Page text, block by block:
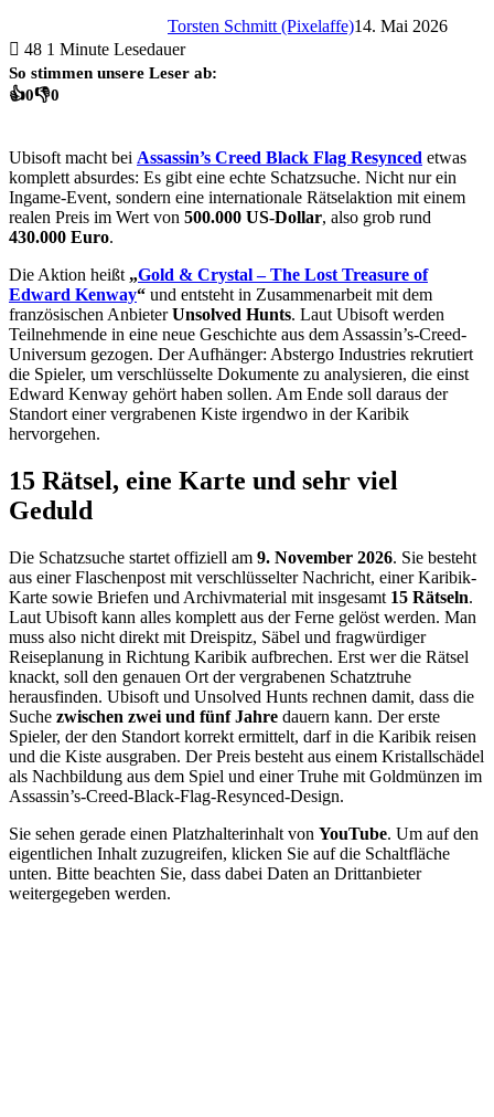
Torsten Schmitt (Pixelaffe)14. Mai 2026
48 1 Minute Lesedauer
So stimmen unsere Leser ab:
👍0👎0
Ubisoft macht bei Assassin’s Creed Black Flag Resynced etwas
komplett absurdes: Es gibt eine echte Schatzsuche. Nicht nur ein
Ingame-Event, sondern eine internationale Rätselaktion mit einem
realen Preis im Wert von 500.000 US-Dollar, also grob rund
430.000 Euro.
Die Aktion heißt „Gold & Crystal – The Lost Treasure of
Edward Kenway“ und entsteht in Zusammenarbeit mit dem
französischen AnbieterUnsolved Hunts. Laut Ubisoft werden
Teilnehmende in eine neue Geschichte aus dem Assassin’s-Creed-
Universum gezogen. Der Aufhänger: Abstergo Industries rekrutiert
die Spieler, um verschlüsselte Dokumente zu analysieren, die einst
Edward Kenway gehört haben sollen. Am Ende soll daraus der
Standort einer vergrabenen Kiste irgendwo in der Karibik
hervorgehen.
15 Rätsel, eine Karte und sehr viel
Geduld
Die Schatzsuche startet offiziell am 9. November 2026. Sie besteht
aus einer Flaschenpost mit verschlüsselter Nachricht, einer Karibik-
Karte sowie Briefen und Archivmaterial mit insgesamt 15 Rätseln.
Laut Ubisoft kann alles komplett aus der Ferne gelöst werden. Man
muss also nicht direkt mit Dreispitz, Säbel und fragwürdiger
Reiseplanung in Richtung Karibik aufbrechen. Erst wer die Rätsel
knackt, soll den genauen Ort der vergrabenen Schatztruhe
herausfinden. Ubisoft und Unsolved Hunts rechnen damit, dass die
Suche zwischen zwei und fünf Jahre dauern kann. Der erste
Spieler, der den Standort korrekt ermittelt, darf in die Karibik reisen
und die Kiste ausgraben. Der Preis besteht aus einem Kristallschädel
als Nachbildung aus dem Spiel und einer Truhe mit Goldmünzen im
Assassin’s-Creed-Black-Flag-Resynced-Design.
Sie sehen gerade einen Platzhalterinhalt von YouTube. Um auf den
eigentlichen Inhalt zuzugreifen, klicken Sie auf die Schaltfläche
unten. Bitte beachten Sie, dass dabei Daten an Drittanbieter
weitergegeben werden.